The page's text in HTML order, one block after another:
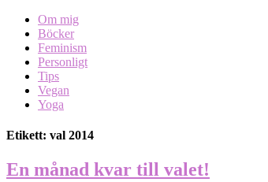
Om mig
Böcker
Feminism
Personligt
Tips
Vegan
Yoga
Etikett: val 2014
En månad kvar till valet!